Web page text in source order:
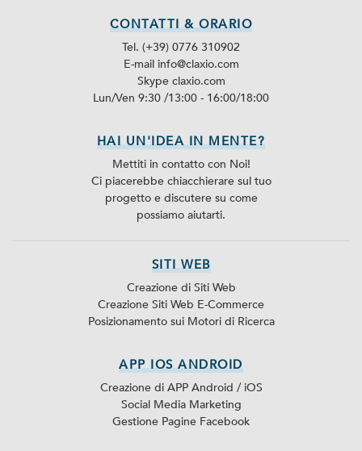
CONTATTI & ORARIO
Tel. (+39) 0776 310902
E-mail info@claxio.com
Skype claxio.com
Lun/Ven 9:30 /13:00 - 16:00/18:00
HAI UN'IDEA IN MENTE?
Mettiti in contatto con Noi!
Ci piacerebbe chiacchierare sul tuo
progetto e discutere su come
possiamo aiutarti.
SITI WEB
Creazione di Siti Web
Creazione Siti Web E-Commerce
Posizionamento sui Motori di Ricerca
APP IOS ANDROID
Creazione di APP Android / iOS
Social Media Marketing
Gestione Pagine Facebook